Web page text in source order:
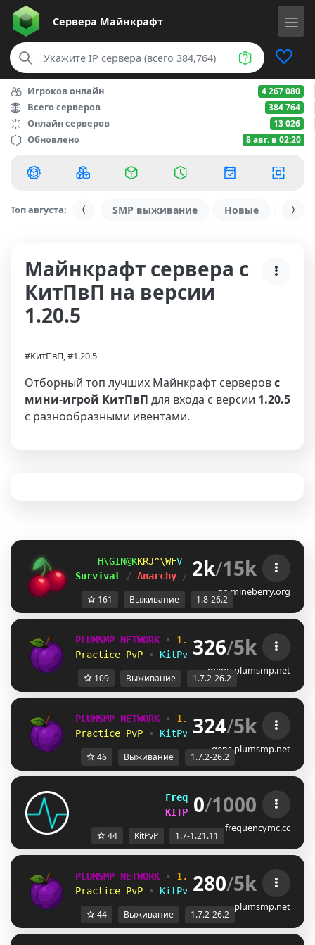
Сервера Майнкрафт
Игроков онлайн 4 267 080
Всего серверов 384 764
Онлайн серверов 13 026
Обновлено 8 авг. в 02:20
Топ августа: SMP выживание Новые С
Майнкрафт сервера с
КитПвП на версии
1.20.5
#КитПвП, #1.20.5
Отборный топ лучших Майнкрафт серверовс
мини-игрой КитПвП для входа с версии 1.20.5
с разнообразными ивентами.
]LC]GNKXPNVFC^G ＭＩＮＥＢＥＲＲＹ
Survival
/ Anarchy / BedWars / SkyWars
2k/15k
go.mineberry.org
161 Выживание 1.8-26.2
PLUMSMP NETWORK • 1.7.2 ➜ 26.2
Practice PvP
• KitPvP • Lifesteal
326/5k
menu.plumsmp.net
109 Выживание 1.7.2-26.2
PLUMSMP NETWORK • 1.7.2 ➜ 26.2
Practice PvP
• KitPvP • Lifesteal
324/5k
gens.plumsmp.net
46 Выживание 1.7.2-26.2
FrequencyMC
[1.7-1.21.11]
KITPVP AND CHALLENGES
0/1000
frequencymc.cc
44 KitPvP 1.7-1.21.11
PLUMSMP NETWORK • 1.7.2 ➜ 26.2
Practice PvP
• KitPvP • Lifesteal
280/5k
plumsmp.net
44 Выживание 1.7.2-26.2